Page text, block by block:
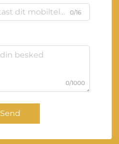
0/16
0/1000
Send